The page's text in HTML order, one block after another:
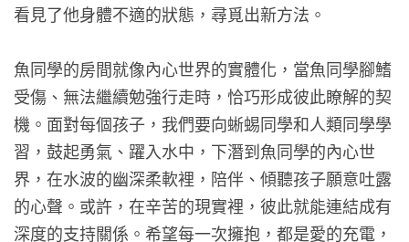
看見了他身體不適的狀態，尋覓出新方法。
魚同學的房間就像內心世界的實體化，當魚同學腳鰭
受傷、無法繼續勉強行走時，恰巧形成彼此瞭解的契
機。面對每個孩子，我們要向蜥蜴同學和人類同學學
習，鼓起勇氣、躍入水中，下潛到魚同學的內心世
界，在水波的幽深柔軟裡，陪伴、傾聽孩子願意吐露
的心聲。或許，在辛苦的現實裡，彼此就能連結成有
深度的支持關係。希望每一次擁抱，都是愛的充電，